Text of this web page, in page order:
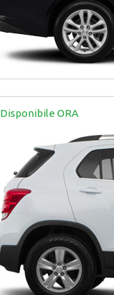
Disponibile ORA